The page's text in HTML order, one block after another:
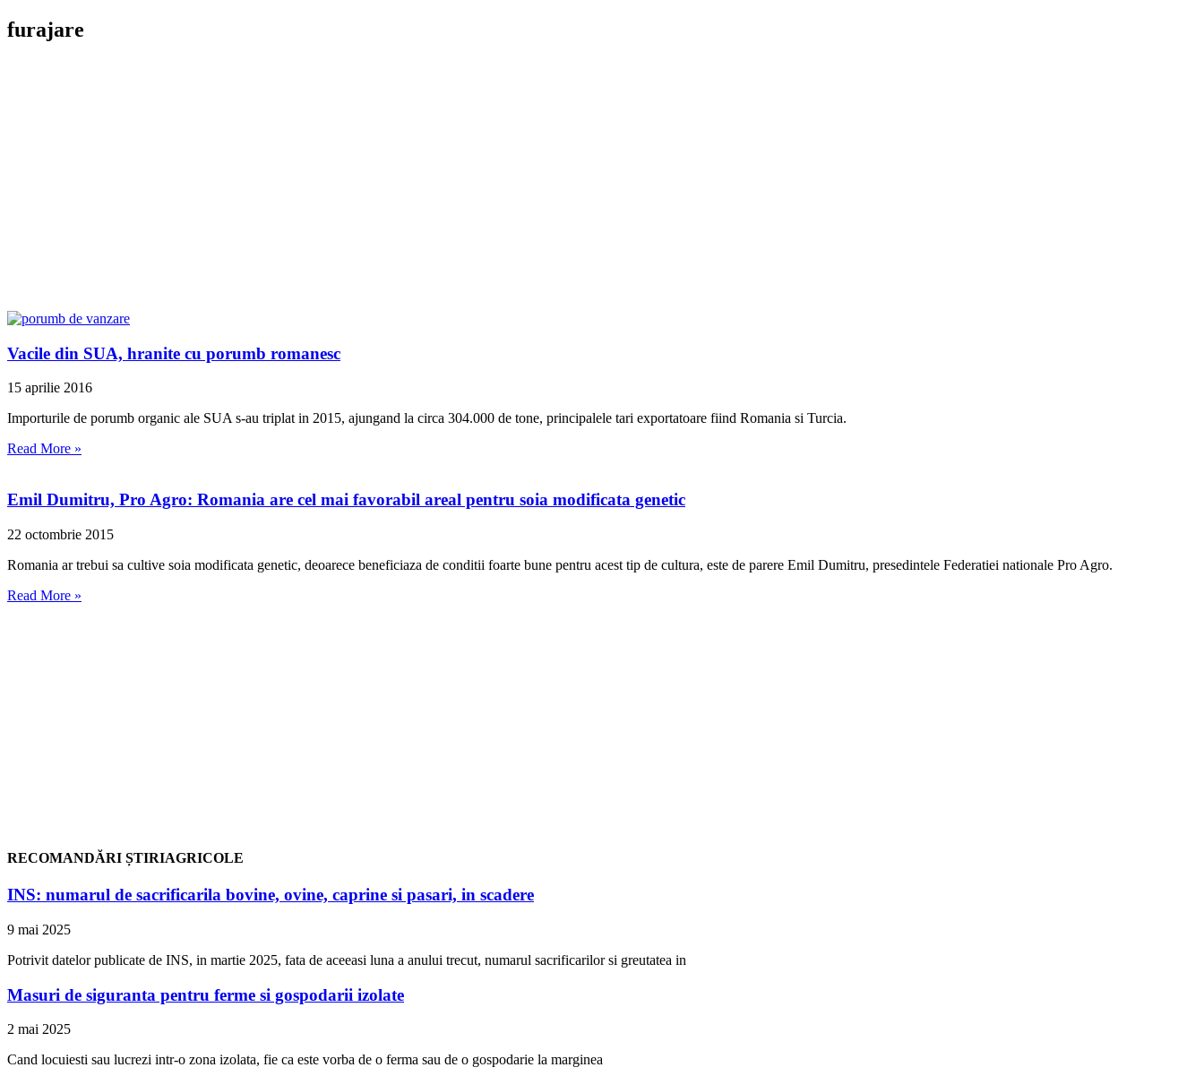
furajare
Vacile din SUA, hranite cu porumb romanesc
15 aprilie 2016
Importurile de porumb organic ale SUA s-au triplat in 2015, ajungand la circa 304.000 de tone, principalele tari exportatoare fiind Romania si Turcia.
Read More »
Emil Dumitru, Pro Agro: Romania are cel mai favorabil areal pentru soia modificata genetic
22 octombrie 2015
Romania ar trebui sa cultive soia modificata genetic, deoarece beneficiaza de conditii foarte bune pentru acest tip de cultura, este de parere Emil Dumitru, presedintele Federatiei nationale Pro Agro.
Read More »
RECOMANDĂRI ȘTIRIAGRICOLE
INS: numarul de sacrificarila bovine, ovine, caprine si pasari, in scadere
9 mai 2025
Potrivit datelor publicate de INS, in martie 2025, fata de aceeasi luna a anului trecut, numarul sacrificarilor si greutatea in
Masuri de siguranta pentru ferme si gospodarii izolate
2 mai 2025
Cand locuiesti sau lucrezi intr-o zona izolata, fie ca este vorba de o ferma sau de o gospodarie la marginea